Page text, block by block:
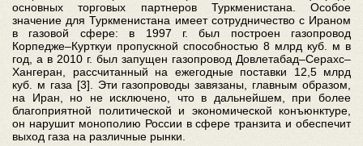
основных торговых партнеров Туркменистана. Особое
значение для Туркменистана имеет сотрудничество с Ираном
в газовой сфере: в 1997 г. был построен газопровод
Корпедже–Курткуи пропускной способностью 8 млрд куб. м в
год, а в 2010 г. был запущен газопровод Довлетабад–Серахс–
Хангеран, рассчитанный на ежегодные поставки 12,5 млрд
куб. м газа [3]. Эти газопроводы завязаны, главным образом,
на Иран, но не исключено, что в дальнейшем, при более
благоприятной политической и экономической конъюнктуре,
он нарушит монополию России в сфере транзита и обеспечит
выход газа на различные рынки.